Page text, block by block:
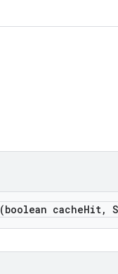
(boolean cacheHit,